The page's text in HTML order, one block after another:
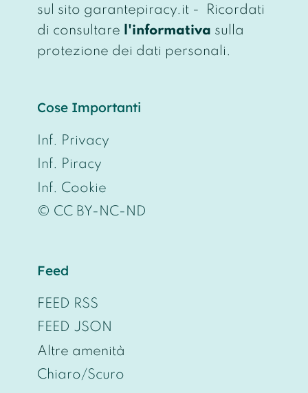
sul sito garantepiracy.it - Ricordati
di consultare l'informativa sulla
protezione dei dati personali.
Cose Importanti
Inf. Privacy
Inf. Piracy
Inf. Cookie
© CC BY-NC-ND
Feed
FEED RSS
FEED JSON
Altre amenità
Chiaro/Scuro